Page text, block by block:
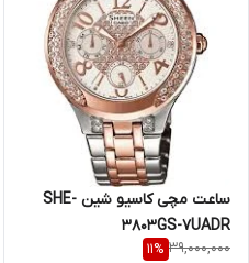
ساعت مچی کاسیو شین SHE-
3803GS-7UADR
39,000,000
11%